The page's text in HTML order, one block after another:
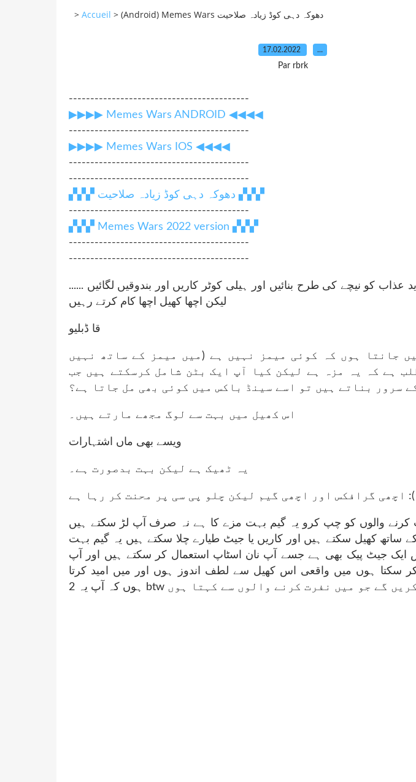
> Accueil > (Android) Memes Wars دھوکہ دہی کوڈ زیادہ صلاحیت
17.02.2022 …
Par rbrk
------------------------------------------
▶▶▶▶ Memes Wars ANDROID ◀◀◀◀
------------------------------------------
▶▶▶▶ Memes Wars IOS ◀◀◀◀
------------------------------------------
------------------------------------------
▞▞▞ دھوکہ دہی کوڈ زیادہ صلاحیت ▞▞▞
------------------------------------------
▞▞▞ Memes Wars 2022 version ▞▞▞
------------------------------------------
------------------------------------------
عذاب کو نیچے کی طرح بنائیں اور ہیلی کوٹر کاریں اور بندوقیں لگائیں ......
لیکن اچھا کھیل اچھا کام کرتے رہیں
قا ڈبلیو
جانتا ہوں کہ کوئی میمز نہیں ہے (میں میمز کے ساتھ نہیں
ہے کہ یہ مزہ ہے لیکن کیا آپ ایک بٹن شامل کرسکتے ہیں جب
سرور بناتے ہیں تو اسے سینڈ باکس میں کوئی بھی مل جاتا ہے؟
اس کھیل میں بہت سے لوگ مجھے مارتے ہیں۔
ویسے بھی ماں اشتہارات
یہ ٹھیک ہے لیکن بہت بدصورت ہے۔
اچھی گرافکس اور اچھی گیم لیکن چلو پی سی پر محنت کر رہا ہے :(
کرنے والوں کو چپ کرو یہ گیم بہت مزے کا ہے نہ صرف آپ لڑ سکتے ہیں
ساتھ کھیل سکتے ہیں اور کاریں یا جیٹ طیارے چلا سکتے ہیں یہ گیم بہت
ایک جیٹ پیک بھی ہے جسے آپ نان اسٹاپ استعمال کر سکتے ہیں اور آپ
سکتا ہوں میں واقعی اس کھیل سے لطف اندوز ہوں اور میں امید کرتا
ہوں کہ آپ یہ 2 btw کریں گے جو میں نفرت کرنے والوں سے کہتا ہوں